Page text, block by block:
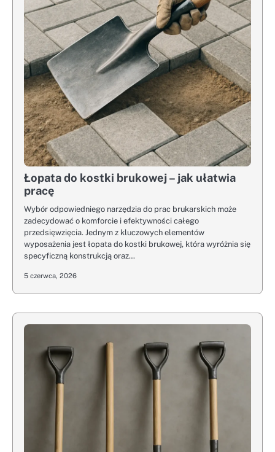
Łopata do kostki brukowej – jak ułatwia
pracę
Wybór odpowiedniego narzędzia do prac brukarskich może
zadecydować o komforcie i efektywności całego
przedsięwzięcia. Jednym z kluczowych elementów
wyposażenia jest łopata do kostki brukowej, która wyróżnia się
specyficzną konstrukcją oraz…
5 czerwca, 2026